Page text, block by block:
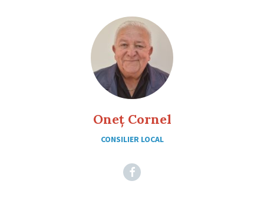
Oneț Cornel
CONSILIER LOCAL
Facebook